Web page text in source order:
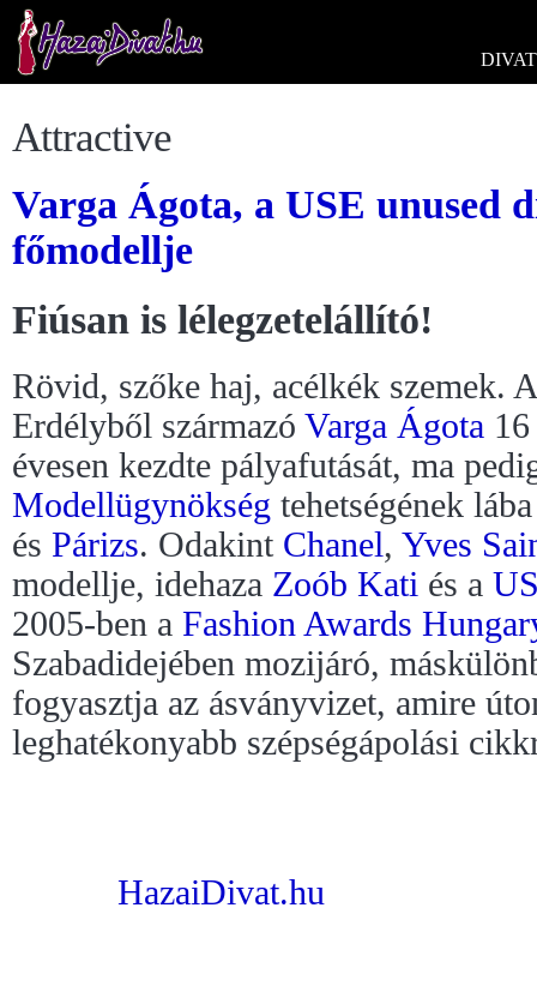
DIVAT
Attractive
Varga Ágota, a USE unused
főmodellje
Fiúsan is lélegzetelállító!
Rövid, szőke haj, acélkék szemek.
Erdélyből származó Varga Ágota 16
évesen kezdte pályafutását, ma
Modellügynökség tehetségének
és Párizs. Odakint Chanel, Yves
modellje, idehaza Zoób Kati és a
2005-ben a Fashion Awards
Szabadidejében mozijáró,
fogyasztja az ásványvizet, amire
leghatékonyabb szépségápolási
HazaiDivat.hu